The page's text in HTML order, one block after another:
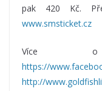
pak 420 Kč.
www.smsticket.cz
Více o
https://
http://